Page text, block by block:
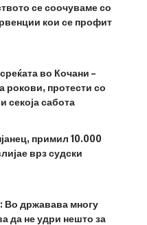
се соочуваме со
кои се профит
во Кочани –
рокови, протести со
секоја сабота
примил 10.000
врз судски
Во државава многу
да не удри нешто за